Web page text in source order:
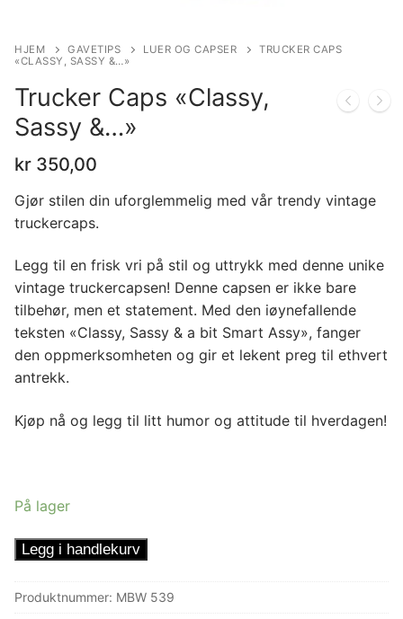
HJEM GAVETIPS LUER OG CAPSER
TRUCKER CAPS
«CLASSY, SASSY &…»
Trucker Caps «Classy,
Sassy &…»
kr 350,00
Gjør stilen din uforglemmelig med vår trendy vintage
truckercaps.
Legg til en frisk vri på stil og uttrykk med denne unike
vintage truckercapsen! Denne capsen er ikke bare
tilbehør, men et statement. Med den iøynefallende
teksten «Classy, Sassy & a bit Smart Assy», fanger
den oppmerksomheten og gir et lekent preg til ethvert
antrekk.
Kjøp nå og legg til litt humor og attitude til hverdagen!
På lager
Trucker
"Classy,
Legg i handlekurv
Produktnummer: MBW 539